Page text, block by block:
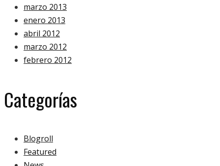
marzo 2013
enero 2013
abril 2012
marzo 2012
febrero 2012
Categorías
Blogroll
Featured